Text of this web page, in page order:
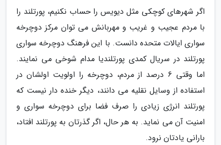
اگر شهرهای کوچکی مثل دیویس را حساب نکنیم، پورتلند را
با مردم عجیب و غریب و مهربانش می توان مرکز دوچرخه
سواری ایالات متحده دانست. با این فرهنگ دوچرخه سواری
پورتلند در سریال کمدی پورتلندیا مدام شوخی می نمایند.
اما وقتی 6 درصد از مردم، دوچرخه را اولویت اولشان در
استفاده از وسایل نقلیه می دانند، دیگر خنده دار نیست که
پورتلند انرژی زیادی را صرف فضا برای دوچرخه سواری و
امنیت آن می نماید. به هر حال، اگر گذرتان به پورتلند افتاد،
بارانی یادتان نرود.